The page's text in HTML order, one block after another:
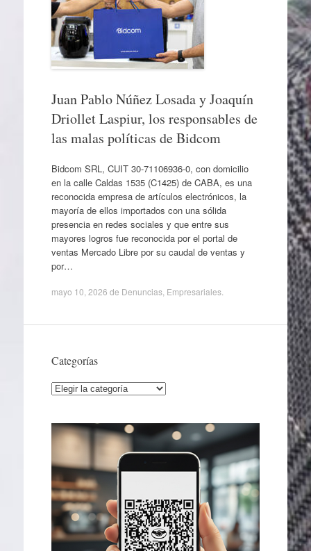
Juan Pablo Núñez Losada y Joaquín
Driollet Laspiur, los responsables de
las malas políticas de Bidcom
Bidcom SRL, CUIT 30-71106936-0, con domicilio
en la calle Caldas 1535 (C1425) de CABA, es una
reconocida empresa de artículos electrónicos, la
mayoría de ellos importados con una sólida
presencia en redes sociales y que entre sus
mayores logros fue reconocida por el portal de
ventas Mercado Libre por su caudal de ventas y
por…
mayo 10, 2026 de Denuncias, Empresariales.
Categorías
Categorías